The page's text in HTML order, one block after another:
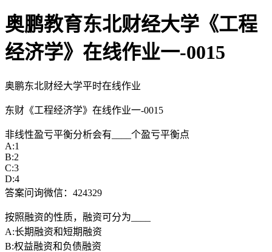
奥鹏教育东北财经大学《工程
经济学》在线作业一-0015
奥鹏东北财经大学平时在线作业
东财《工程经济学》在线作业一-0015
非线性盈亏平衡分析会有____个盈亏平衡点
A:1
B:2
C:3
D:4
答案问询微信：424329
按照融资的性质，融资可分为____
A:长期融资和短期融资
B:权益融资和负债融资